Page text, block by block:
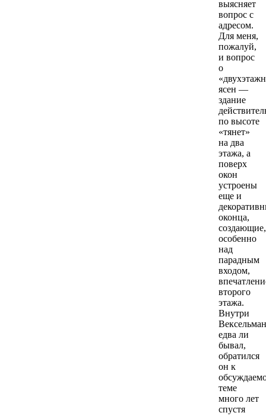
выясняет
вопрос с
адресом.
Для меня,
пожалуй,
и вопрос
о
ясен —
здание
по высоте
«тянет»
на два
этажа, а
поверх
окон
устроены
еще и
оконца,
создающие,
особенно
над
парадным
входом,
второго
этажа.
Внутри
Вексельман
едва ли
бывал,
обратился
он к
теме
много лет
спустя